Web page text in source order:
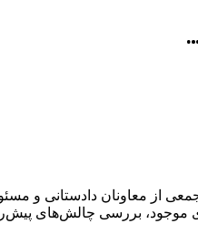
علی صالحی دادستان عمومی و انقلاب تهران صبح امروز
موجود، بررسی چالش‌های